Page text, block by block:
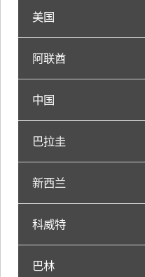
美国
阿联酋
中国
巴拉圭
新西兰
科威特
巴林